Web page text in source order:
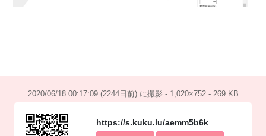
2020/06/18 00:17:09 (2244日前) に撮影 - 1,020×752 - 269 KB
https://s.kuku.lu/aemm5b6k